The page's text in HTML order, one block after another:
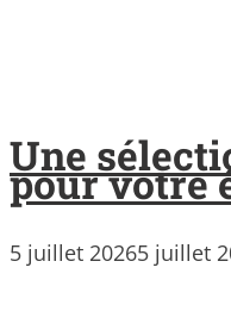
Une
pour votre
5 juillet 20265 juillet